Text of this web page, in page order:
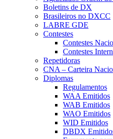
Boletins de DX
Brasileiros no DXCC
LABRE GDE
Contestes
Contestes
Contestes
Repetidoras
CNA – Carteira
Diplomas
Regulamentos
WAA Emitidos
WAB Emitidos
WAO Emitidos
WID Emitidos
DBDX